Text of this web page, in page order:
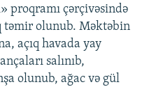
proqramı çərçivəsində
təmir olunub. Məktəbin
açıq havada yay
salınıb,
olunub, ağac və gül